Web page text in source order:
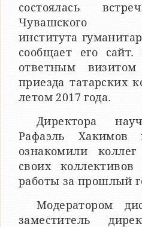
состоялась
Чувашского
института
сообщает его
ответным визитом
приезда татарских
летом 2017 года.
Директора
Рафаэль
ознакомили
своих
работы за прошлый
Модератором
заместитель